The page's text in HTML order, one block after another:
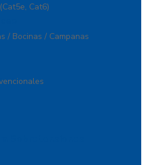
Cat6)
/ Bocinas / Campanas
Sobretensiones